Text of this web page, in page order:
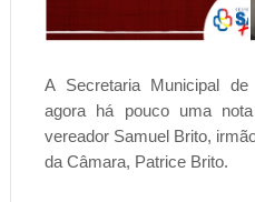
A Secretaria Municipal
agora há pouco uma
vereador Samuel Brito,
da Câmara, Patrice Brito.